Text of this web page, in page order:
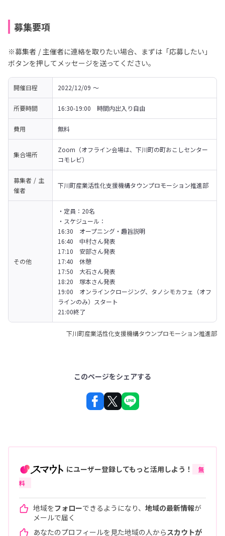
募集要項
※募集者 / 主催者に連絡を取りたい場合、まずは「応募したい」
ボタンを押してメッセージを送ってください。
開催日程 2022/12/09 〜
所要時間 16:30-19:00　時間内出入り自由
費用 無料
集合場所
Zoom（オフライン会場は、下川町の町おこしセンター
コモレビ）
募集者 / 主
催者
下川町産業活性化支援機構タウンプロモーション推進部
その他
・定員：20名
・スケジュール：
16:30　オープニング・趣旨説明
16:40　中村さん発表
17:10　安部さん発表
17:40　休憩
17:50　大石さん発表
18:20　塚本さん発表
19:00　オンラインクロージング、タノシモカフェ（オフ
ラインのみ）スタート
21:00終了
下川町産業活性化支援機構タウンプロモーション推進部
このページをシェアする
にユーザー登録してもっと活用しよう！
無
料
地域をフォローできるようになり、 地域の最新情報が
メールで届く
あなたのプロフィールを見た地域の人から スカウトが